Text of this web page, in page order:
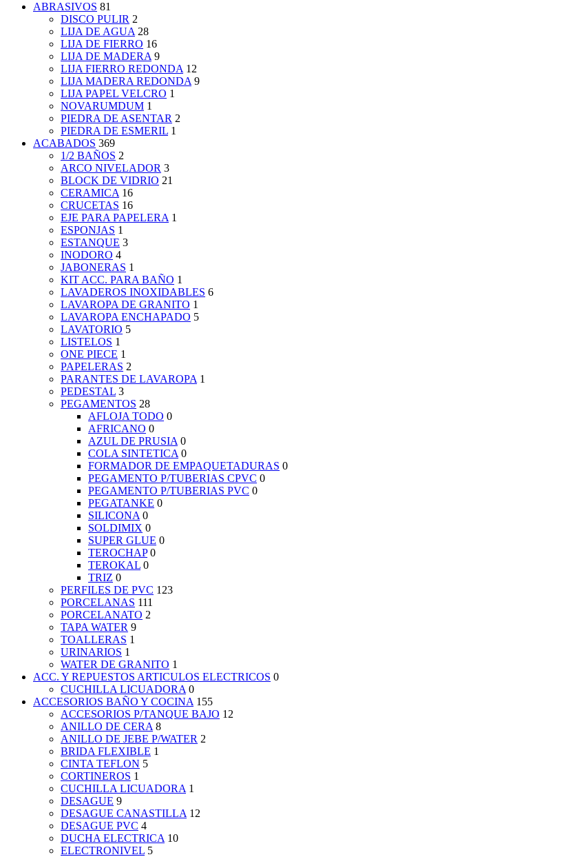
ABRASIVOS 81
DISCO PULIR 2
LIJA DE AGUA 28
LIJA DE FIERRO 16
LIJA DE MADERA 9
LIJA FIERRO REDONDA 12
LIJA MADERA REDONDA 9
LIJA PAPEL VELCRO 1
NOVARUMDUM 1
PIEDRA DE ASENTAR 2
PIEDRA DE ESMERIL 1
ACABADOS 369
1/2 BAÑOS 2
ARCO NIVELADOR 3
BLOCK DE VIDRIO 21
CERAMICA 16
CRUCETAS 16
EJE PARA PAPELERA 1
ESPONJAS 1
ESTANQUE 3
INODORO 4
JABONERAS 1
KIT ACC. PARA BAÑO 1
LAVADEROS INOXIDABLES 6
LAVAROPA DE GRANITO 1
LAVAROPA ENCHAPADO 5
LAVATORIO 5
LISTELOS 1
ONE PIECE 1
PAPELERAS 2
PARANTES DE LAVAROPA 1
PEDESTAL 3
PEGAMENTOS 28
AFLOJA TODO 0
AFRICANO 0
AZUL DE PRUSIA 0
COLA SINTETICA 0
FORMADOR DE EMPAQUETADURAS 0
PEGAMENTO P/TUBERIAS CPVC 0
PEGAMENTO P/TUBERIAS PVC 0
PEGATANKE 0
SILICONA 0
SOLDIMIX 0
SUPER GLUE 0
TEROCHAP 0
TEROKAL 0
TRIZ 0
PERFILES DE PVC 123
PORCELANAS 111
PORCELANATO 2
TAPA WATER 9
TOALLERAS 1
URINARIOS 1
WATER DE GRANITO 1
ACC. Y REPUESTOS ARTICULOS ELECTRICOS 0
CUCHILLA LICUADORA 0
ACCESORIOS BAÑO Y COCINA 155
ACCESORIOS P/TANQUE BAJO 12
ANILLO DE CERA 8
ANILLO DE JEBE P/WATER 2
BRIDA FLEXIBLE 1
CINTA TEFLON 5
CORTINEROS 1
CUCHILLA LICUADORA 1
DESAGUE 9
DESAGUE CANASTILLA 12
DESAGUE PVC 4
DUCHA ELECTRICA 10
ELECTRONIVEL 5